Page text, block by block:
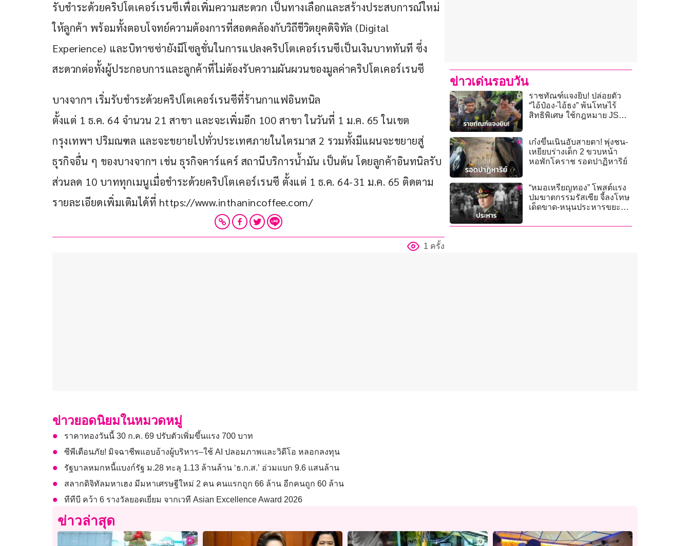
รับชำระด้วยคริปโตเคอร์เรนซีเพื่อเพิ่มความสะดวก เป็นทางเลือกและสร้างประสบการณ์ใหม่
ให้ลูกค้า พร้อมทั้งตอบโจทย์ความต้องการที่สอดคล้องกับวิถีชีวิตยุคดิจิทัล (Digital
Experience) และบิทาซซ่ายังมีโซลูชั่นในการแปลงคริปโตเคอร์เรนซีเป็นเงินบาททันที ซึ่ง
สะดวกต่อทั้งผู้ประกอบการและลูกค้าที่ไม่ต้องรับความผันผวนของมูลค่าคริปโตเคอร์เรนซี
บางจากฯ เริ่มรับชำระด้วยคริปโตเคอร์เรนซีที่ร้านกาแฟอินทนิล
ตั้งแต่ 1 ธ.ค. 64 จำนวน 21 สาขา และจะเพิ่มอีก 100 สาขา ในวันที่ 1 ม.ค. 65 ในเขต
กรุงเทพฯ ปริมณฑล และจะขยายไปทั่วประเทศภายในไตรมาส 2 รวมทั้งมีแผนจะขยายสู่
ธุรกิจอื่น ๆ ของบางจากฯ เช่น ธุรกิจคาร์แคร์ สถานีบริการน้ำมัน เป็นต้น โดยลูกค้าอินทนิลรับ
ส่วนลด 10 บาททุกเมนูเมื่อชำระด้วยคริปโตเคอร์เรนซี ตั้งแต่ 1 ธ.ค. 64-31 ม.ค. 65 ติดตาม
รายละเอียดเพิ่มเติมได้ที่ https://www.inthanincoffee.com/
1 ครั้ง
ข่าวเด่นรอบวัน
ราชทัณฑ์แจงยิบ! ปล่อยตัว
“ไอ้ป๋อง-ไอ้ธง” พ้นโทษไร้
สิทธิพิเศษ ใช้กฎหมาย JSOC
เก๋งขึ้นเนินอับสายตา! พุ่งชน-
เหยียบร่างเด็ก 2 ขวบหน้า
หอพักโคราช รอดปาฏิหาริย์
“หมอเหรียญทอง” โพสต์แรง
ปมฆาตกรรมรัสเซีย จี้ลงโทษ
เด็ดขาด-หนุนประหารขยะ
ข่าวยอดนิยมในหมวดหมู่
ราคาทองวันนี้ 30 ก.ค. 69 ปรับตัวเพิ่มขึ้นแรง 700 บาท
ซีพีเตือนภัย! มิจฉาชีพแอบอ้างผู้บริหาร–ใช้ AI ปลอมภาพและวิดีโอ หลอกลงทุน
รัฐบาลหมกหนี้แบงก์รัฐ ม.28 ทะลุ 1.13 ล้านล้าน ‘ธ.ก.ส.’ อ่วมแบก 9.6 แสนล้าน
สลากดิจิทัลมหาเฮง มีมหาเศรษฐีใหม่ 2 คน คนแรกถูก 66 ล้าน อีกคนถูก 60 ล้าน
ทีทีบี คว้า 6 รางวัลยอดเยี่ยม จากเวที Asian Excellence Award 2026
ข่าวล่าสุด